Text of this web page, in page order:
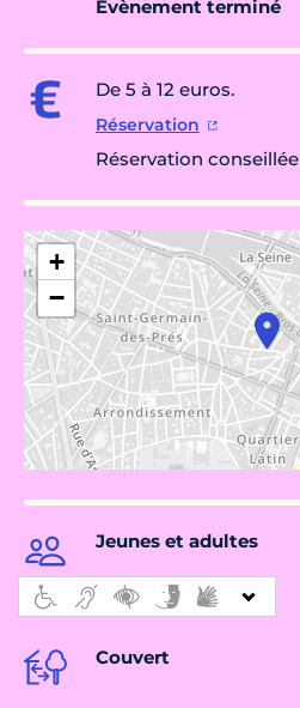
Évènement terminé
De 5 à 12 euros.
Réservation
Réservation conseillée
+
−
Jeunes et adultes
Couvert